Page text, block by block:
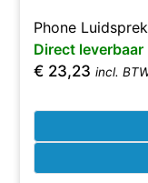
Phone
Direct leverbaar
€ 23,23 incl.